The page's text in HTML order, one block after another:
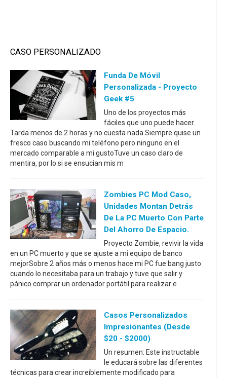
CASO PERSONALIZADO
Funda De Móvil
Personalizada - Proyecto
Geek #5
Uno de los proyectos más
fáciles que uno puede hacer.
Tarda menos de 2 horas y no cuesta nada.Siempre quise un
fresco caso buscando mi teléfono pero ninguno en el
mercado comparable a mi gustoTuve un caso claro de
mentira, por lo si se ensucian mis m
Zombies PC Mod Caso,
Unidades Montan Detrás
De La PC Muerto Con Parte
Del Ahorro De Espacio.
Proyecto Zombie, revivir la vida
en un PC muerto y que se ajuste a mi equipo de banco
mejorSobre 2 años más o menos hace mi PC fue bang justo
cuando lo necesitaba para un trabajo y tuve que salir y
pánico comprar un ordenador portátil para realizar e
Casos Personalizados
Impresionantes (desde
$20 - $2000)
Un resumen: Este instructable
le educará sobre las diferentes
técnicas para crear increíblemente modificado para